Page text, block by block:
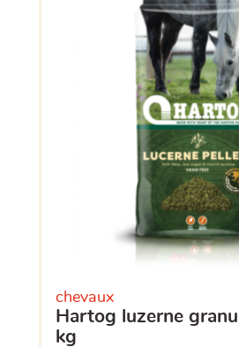
chevaux
hartog luzerne granule 6 mm 20
kg